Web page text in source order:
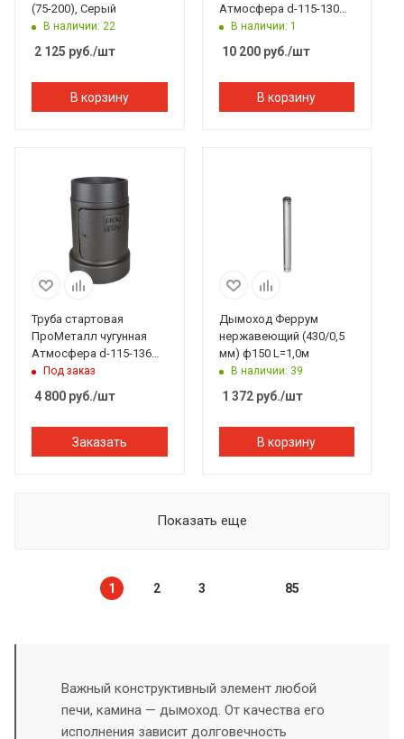
(75-200), Серый
В наличии: 22
2 125 руб./шт
В корзину
Атмосфера d-115-130
мм L 740 черный
В наличии: 1
10 200руб./шт
В корзину
Труба стартовая
ПроМеталл чугунная
Атмосфера d-115-136
мм с ревизией
Под заказ
4 800 руб./шт
Заказать
Дымоход Феррум
нержавеющий (430/0,5
мм) ф150 L=1,0м
В наличии: 39
1 372руб./шт
В корзину
Показать еще
1 2 3 85
Важный конструктивный элемент любой
печи, камина — дымоход. От качества его
исполнения зависит долговечность